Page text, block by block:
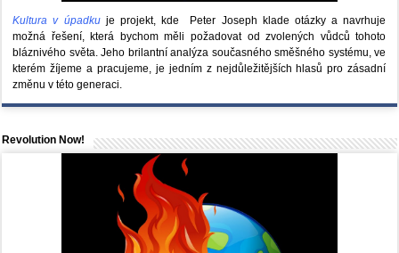
Kultura v úpadkuje projekt, kde Peter Joseph klade otázky a navrhuje
možná řešení, která bychom měli požadovat od zvolených vůdců tohoto
bláznivého světa. Jeho brilantní analýza současného směšného systému, ve
kterém žíjeme a pracujeme, je jedním z nejdůležitějších hlasů pro zásadní
změnu v této generaci.
Revolution Now!